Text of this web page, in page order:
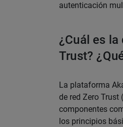
autenticación
¿Cuál es
Trust?
La plataforma
de red Zero Trust
componentes
los principios